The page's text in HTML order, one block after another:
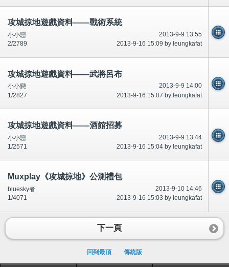
攻城掠地遊戲資料——戰術系統
2013-9-9 13:55
小小戀
2013-9-16 15:09 by leungkafat
2/2789
攻城掠地遊戲資料——武將呂布
2013-9-9 14:00
小小戀
2013-9-16 15:07 by leungkafat
1/2827
攻城掠地遊戲資料——酒館招募
2013-9-9 13:44
小小戀
2013-9-16 15:04 by leungkafat
1/2571
Muxplay《攻城掠地》公測禮包
2013-9-10 14:46
bluesky者
2013-9-16 15:03 by leungkafat
1/4071
下一頁
回到最頂 傳統版